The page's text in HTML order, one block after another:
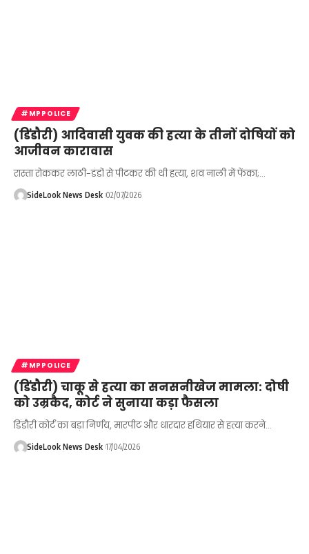
#MPPOLICE
(डिंडौरी) आदिवासी युवक की हत्या के तीनों दोषियों को
आजीवन कारावास
रास्ता रोककर लाठी-डंडों से पीटकर की थी हत्या, शव नाली में फेंका;…
SideLook News Desk 02/07/2026
#MPPOLICE
(डिंडौरी) चाकू से हत्या का सनसनीखेज मामला: दोषी
को उम्रकैद, कोर्ट ने सुनाया कड़ा फैसला
डिंडौरी कोर्ट का बड़ा निर्णय, मारपीट और धारदार हथियार से हत्या करने…
SideLook News Desk 17/04/2026